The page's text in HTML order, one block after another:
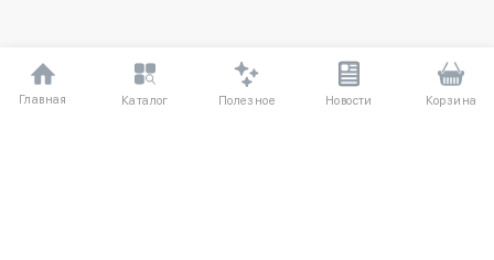
Главная Каталог Полезное Новости Корзина